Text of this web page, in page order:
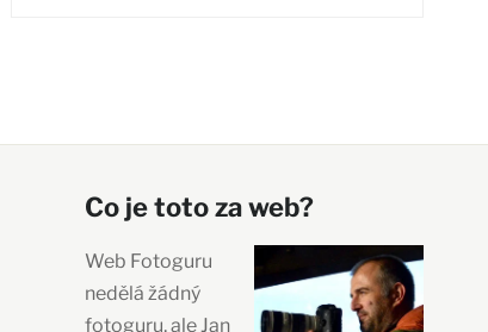
Co je toto za web?
Web Fotoguru
nedělá žádný
fotoguru, ale Jan